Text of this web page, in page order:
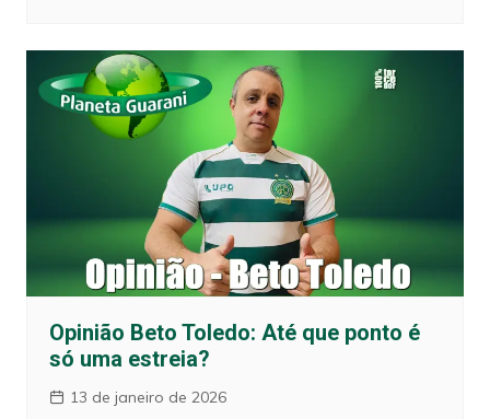
Opinião Beto Toledo: Até que ponto é
só uma estreia?
13 de janeiro de 2026